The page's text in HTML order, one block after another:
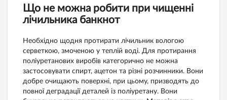
Що не можна робити при чищенні
лічильника банкнот
Необхідно щодня протирати лічильник вологою
серветкою, змоченою у теплій воді. Для протирання
поліуретанових виробів категорично не можна
застосовувати спирт, ацетон та різні розчинники. Вони
добре очищають поверхні, при цьому, призводять до
повної деградації деталей із поліуретану. Вони